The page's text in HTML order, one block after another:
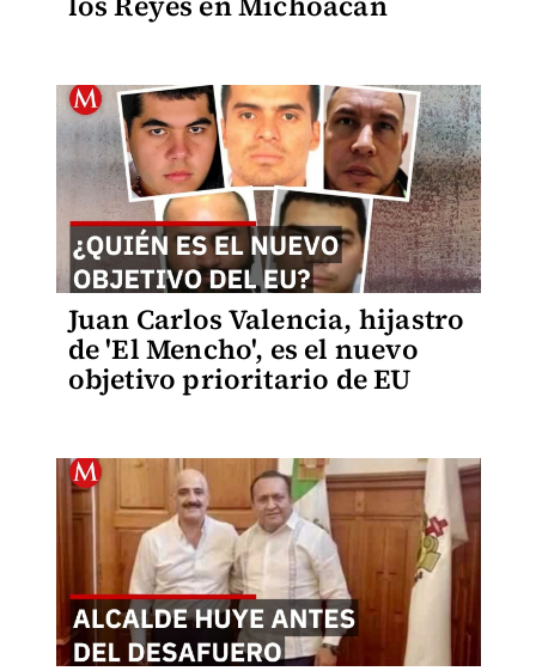
Juan Carlos Valencia, hijastro
de 'El Mencho', es el nuevo
objetivo prioritario de EU